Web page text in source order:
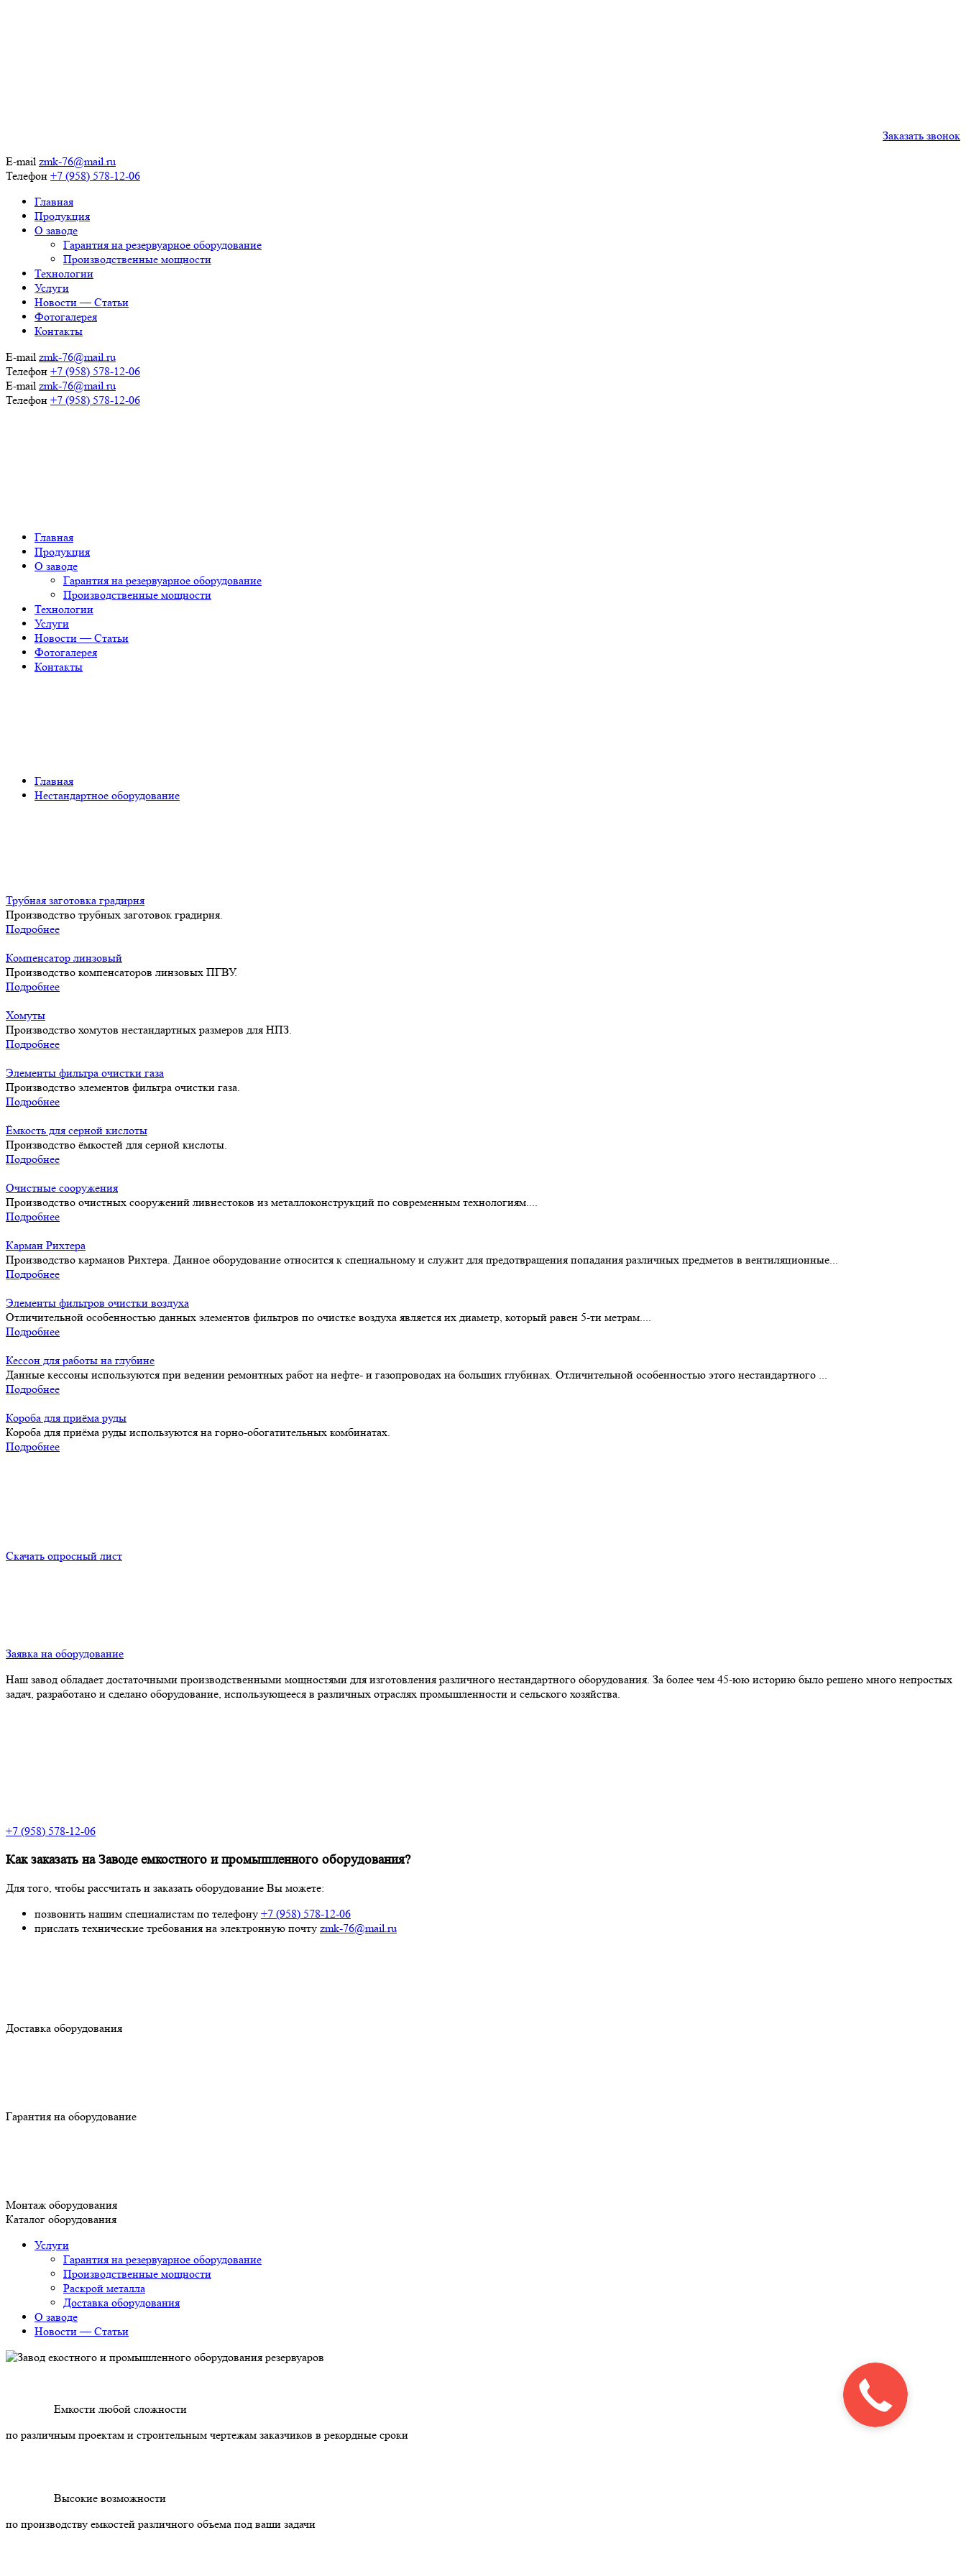
Заказать звонок
E-mail zmk-76@mail.ru
Телефон +7 (958) 578-12-06
Главная
Продукция
О заводе
Гарантия на резервуарное оборудование
Производственные мощности
Технологии
Услуги
Новости — Статьи
Фотогалерея
Контакты
E-mail zmk-76@mail.ru
Телефон +7 (958) 578-12-06
E-mail zmk-76@mail.ru
Телефон +7 (958) 578-12-06
Главная
Продукция
О заводе
Гарантия на резервуарное оборудование
Производственные мощности
Технологии
Услуги
Новости — Статьи
Фотогалерея
Контакты
Главная
Нестандартное оборудование
Трубная заготовка градирня
Производство трубных заготовок градирня.
Подробнее
Компенсатор линзовый
Производство компенсаторов линзовых ПГВУ.
Подробнее
Хомуты
Производство хомутов нестандартных размеров для НПЗ.
Подробнее
Элементы фильтра очистки газа
Производство элементов фильтра очистки газа.
Подробнее
Ёмкость для серной кислоты
Производство ёмкостей для серной кислоты.
Подробнее
Очистные сооружения
Производство очистных сооружений ливнестоков из металлоконструкций по современным технологиям....
Подробнее
Карман Рихтера
Производство карманов Рихтера. Данное оборудование относится к специальному и служит для предотвращения попадания различных предметов в вентиляционные...
Подробнее
Элементы фильтров очистки воздуха
Отличительной особенностью данных элементов фильтров по очистке воздуха является их диаметр, который равен 5-ти метрам....
Подробнее
Кессон для работы на глубине
Данные кессоны используются при ведении ремонтных работ на нефте- и газопроводах на больших глубинах. Отличительной особенностью этого нестандартного ...
Подробнее
Короба для приёма руды
Короба для приёма руды используются на горно-обогатительных комбинатах.
Подробнее
Скачать опросный лист
Заявка на оборудование
Наш завод обладает достаточными производственными мощностями для изготовления различного нестандартного оборудования. За более чем 45-юю историю было решено много непростых
задач, разработано и сделано оборудование, использующееся в различных отраслях промышленности и сельского хозяйства.
+7 (958) 578-12-06
Как заказать на Заводе емкостного и промышленного оборудования?
Для того, чтобы рассчитать и заказать оборудование Вы можете:
позвонить нашим специалистам по телефону +7 (958) 578-12-06
прислать технические требования на электронную почту zmk-76@mail.ru
Доставка оборудования
Гарантия на оборудование
Монтаж оборудования
Каталог оборудования
Услуги
Гарантия на резервуарное оборудование
Производственные мощности
Раскрой металла
Доставка оборудования
О заводе
Новости — Статьи
Емкости любой сложности
по различным проектам и строительным чертежам заказчиков в рекордные сроки
Высокие возможности
по производству емкостей различного объема под ваши задачи